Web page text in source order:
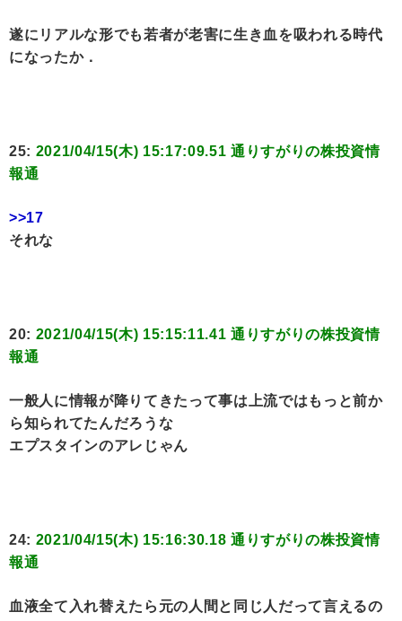
遂にリアルな形でも若者が老害に生き血を吸われる時代
になったか．
25: 2021/04/15(木) 15:17:09.51 通りすがりの株投資情
報通
>>17
それな
20: 2021/04/15(木) 15:15:11.41 通りすがりの株投資情
報通
一般人に情報が降りてきたって事は上流ではもっと前か
ら知られてたんだろうな
エプスタインのアレじゃん
24: 2021/04/15(木) 15:16:30.18 通りすがりの株投資情
報通
血液全て入れ替えたら元の人間と同じ人だって言えるの